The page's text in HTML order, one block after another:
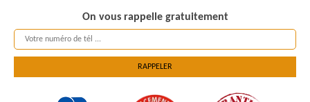
On vous rappelle gratuitement